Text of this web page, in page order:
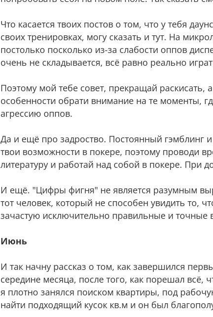
Что касается твоих постов о том, что у тебя
своих тренировках, могу сказать и тут. На
постолько посколько из-за слабости оппов
очень не складывается, всё равно реально
Поэтому мой тебе совет, прекращай
особенности обрати внимание на те моменты,
агрессию оппов.
Да и ещё про задроство. Постоянный гэмблинг
твои возможности в покере, поэтому проводи
литературу и работай над собой в покере. При
И ещё. "Цифры фигня" не является разумным
тот человек, который не способен увидить то,
зачастую исключительно правильные и точные
Июнь
И так начну рассказ о том, как завершился
середине месяца, после того, как порешал
я плотно занялся поиском квартиры, под
найти подходящий кусок кв.м и он был